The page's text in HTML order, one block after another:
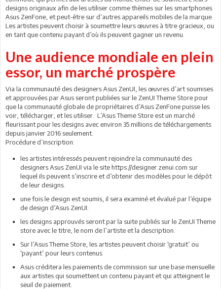
designs originaux afin de les utiliser comme thèmes sur les smartphones
Asus ZenFone, et peut-être sur d’autres appareils mobiles de la marque.
Les artistes peuvent choisir à soumettre leurs œuvres à titre gracieux, ou
en tant que contenu payant d’où ils peuvent gagner un revenu.
Une audience mondiale en plein
essor, un marché prospère
Via la communauté des designers Asus ZenUI, les œuvres d’art soumises
et approuvées par Asus seront publiées sur le ZenUI Theme Store pour
que la communauté globale de propriétaires d’Asus ZenFone puisse les
voir, télécharger, et les utiliser. L’Asus Theme Store est un marché
fleurissant pour les designs avec environ 35 millions de téléchargements
depuis janvier 2016 seulement.
Procédure d’inscription:
les artistes intéressés peuvent rejoindre la communauté des
designers Asus ZenUI via le site https://designer.zenui.com sur
lequel ils peuvent s’inscrire et d’obtenir des modèles pour le dépôt
de leur designs.
une fois le design est soumis, il sera examiné et évalué par l’équipe
de design d’Asus ZenUI.
les designs approuvés seront par la suite publiés sur le ZenUI Theme
store avec le titre, le nom de l’artiste et la description.
Sur l’Asus Theme Store, les artistes peuvent choisir ‘gratuit’ ou
‘payant’ pour leurs contenus.
Asus créditera les paiements de commission sur une base mensuelle
aux artistes qui soumettent un contenu payant et qui atteignent le
seuil de paiement.